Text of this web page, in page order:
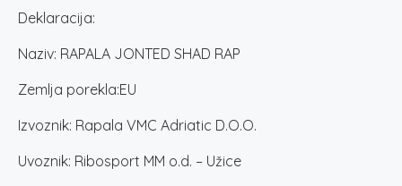
Deklaracija:
Naziv: RAPALA JONTED SHAD RAP
Zemlja porekla:EU
Izvoznik: Rapala VMC Adriatic D.O.O.
Uvoznik: Ribosport MM o.d. – Užice